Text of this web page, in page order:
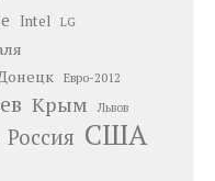
Intel LG
Евро-2012
Крым Львов
Россия США